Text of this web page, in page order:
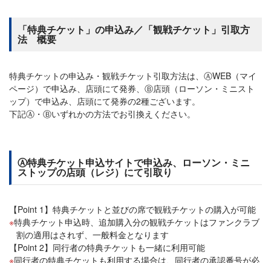
「特典チケット」の申込み／「観戦チケット」引取方
法 概要
特典チケットの申込み・観戦チケット引取方法は、ⒶWEB（マイ
ページ）で申込み、店頭にて発券、Ⓑ店頭（ローソン・ミニスト
ップ）で申込み、店頭にて発券の2種ございます。
下記Ⓐ・Ⓑいずれかの方法でお引換えください。
Ⓐ特典チケット申込サイトで申込み、ローソン・ミニ
ストップの店頭（レジ）にて引取り
【Point 1】特典チケットと並びの席で観戦チケットの購入が可能
特典チケット申込時、追加購入分の観戦チケットはファンクラブ
割の適用はされず、一般料金となります
【Point 2】同行者の特典チケットも一緒に利用可能
同行者の特典チケットも利用する場合は、同行者の承認番号が必